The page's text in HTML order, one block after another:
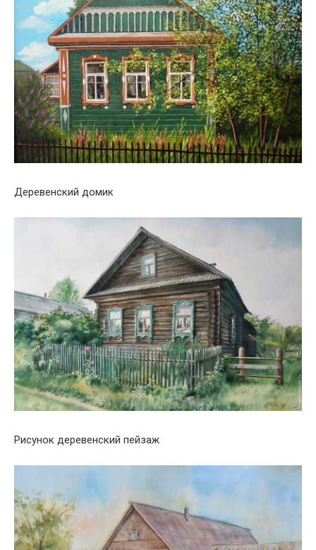
Деревенский домик
Рисунок деревенский пейзаж